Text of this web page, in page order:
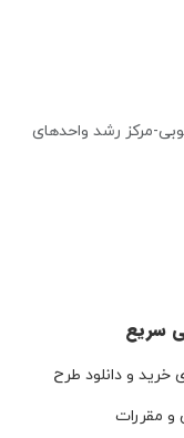
مرکز رشد واحدهای
سریع
خرید و دانلود طرح
و مقررات